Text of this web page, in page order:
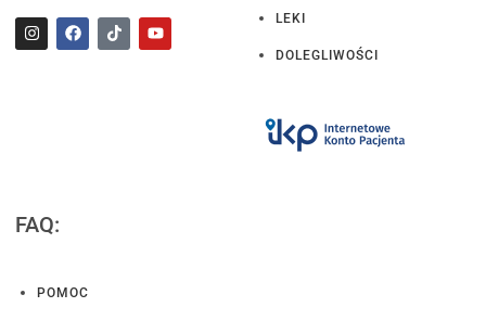
LEKI
DOLEGLIWOŚCI
FAQ:
POMOC